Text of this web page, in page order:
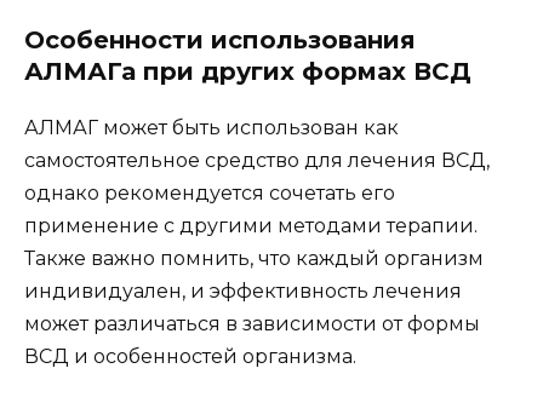
Особенности использования
АЛМАГа при других формах ВСД
АЛМАГ может быть использован как
самостоятельное средство для лечения ВСД,
однако рекомендуется сочетать его
применение с другими методами терапии.
Также важно помнить, что каждый организм
индивидуален, и эффективность лечения
может различаться в зависимости от формы
ВСД и особенностей организма.